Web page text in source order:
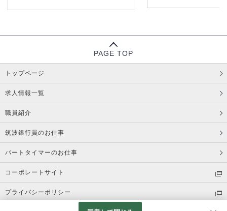
PAGE TOP
トップページ
求人情報一覧
職員紹介
筑波銀行員のお仕事
パートタイマーのお仕事
コーポレートサイト
プライバシーポリシー